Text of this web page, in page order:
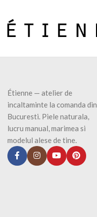
Étienne — atelier de
incaltaminte la comanda din
Bucuresti. Piele naturala,
lucru manual, marimea si
modelul alese de tine.